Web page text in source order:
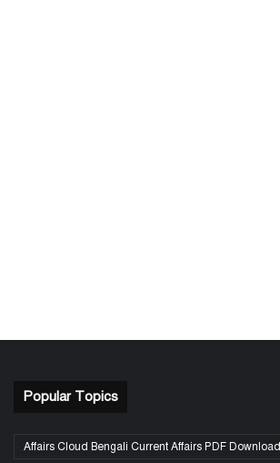
Popular Topics
Affairs Cloud Bengali Current Affairs PDF Download